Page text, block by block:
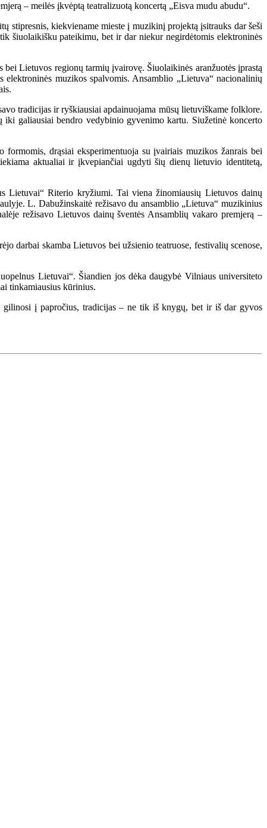
– meilės įkvėptą teatralizuotą koncertą „Eisva mudu abudu“.
stipresnis, kiekviename mieste į muzikinį projektą įsitrauks dar šeši
šiuolaikišku pateikimu, bet ir dar niekur negirdėtomis elektroninės
Lietuvos regionų tarmių įvairovę. Šiuolaikinės aranžuotės įprastą
muzikos spalvomis. Ansamblio „Lietuva“ nacionalinių
tradicijas ir ryškiausiai apdainuojama mūsų lietuviškame folklore.
galiausiai bendro vedybinio gyvenimo kartu. Siužetinė koncerto
drąsiai eksperimentuoja su įvairiais muzikos žanrais bei
aktualiai ir įkvepiančiai ugdyti šių dienų lietuvio identitetą,
Lietuvai“ Riterio kryžiumi. Tai viena žinomiausių Lietuvos dainų
L. Dabužinskaitė režisavo du ansamblio „Lietuva“ muzikinius
režisavo Lietuvos dainų šventės Ansamblių vakaro premjerą –
darbai skamba Lietuvos bei užsienio teatruose, festivalių scenose,
Lietuvai“. Šiandien jos dėka daugybė Vilniaus universiteto
tinkamiausius kūrinius.
gilinosi į papročius, tradicijas – ne tik iš knygų, bet ir iš dar gyvos